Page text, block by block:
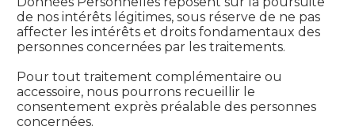
de nos intérêts légitimes, sous réserve de ne pas
affecter les intérêts et droits fondamentaux des
personnes concernées par les traitements.
Pour tout traitement complémentaire ou
accessoire, nous pourrons recueillir le
consentement exprès préalable des personnes
concernées.